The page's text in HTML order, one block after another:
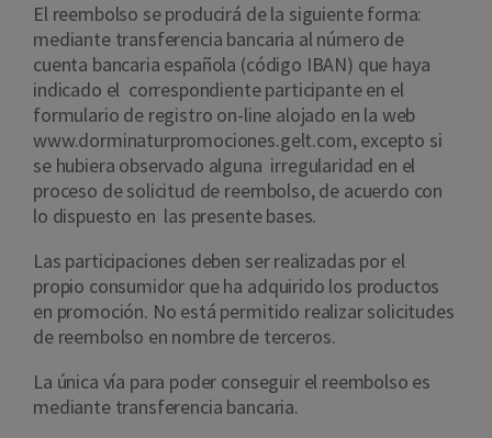
El reembolso se producirá de la siguiente forma:
mediante transferencia bancaria al número de
cuenta bancaria española (código IBAN) que haya
indicado el correspondiente participante en el
formulario de registro on-line alojado en la web
www.dorminaturpromociones.gelt.com, excepto si
se hubiera observado alguna irregularidad en el
proceso de solicitud de reembolso, de acuerdo con
lo dispuesto en las presente bases.
Las participaciones deben ser realizadas por el
propio consumidor que ha adquirido los productos
en promoción. No está permitido realizar solicitudes
de reembolso en nombre de terceros.
La única vía para poder conseguir el reembolso es
mediante transferencia bancaria.